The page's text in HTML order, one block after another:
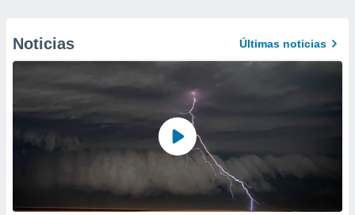
Noticias Últimas noticias